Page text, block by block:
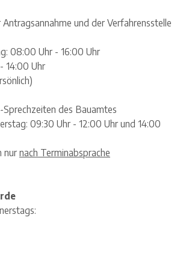
und der Verfahrensstelle
08:00 Uhr - 16:00 Uhr
14:00 Uhr
des Bauamtes
09:30 Uhr - 12:00 Uhr und 14:00
nur nach Terminabsprache